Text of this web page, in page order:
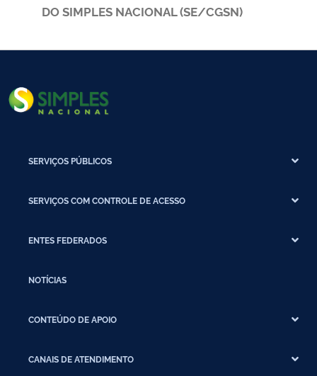
DO SIMPLES NACIONAL (SE/CGSN)
SERVIÇOS PÚBLICOS
SERVIÇOS COM CONTROLE DE ACESSO
ENTES FEDERADOS
NOTÍCIAS
CONTEÚDO DE APOIO
CANAIS DE ATENDIMENTO